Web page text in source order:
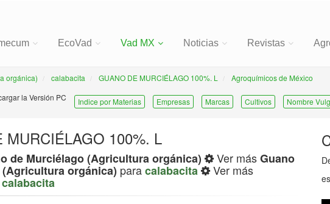
EcoVad Vad MX Noticias Revistas
orgánica) calabacita GUANO DE MURCIÉLAGO 100%. L
Agroquímicos de México
la Versión PC
Indice por Materias Empresas Marcas Cultivos Nombre
MURCIÉLAGO 100%. L
de Murciélago (Agricultura orgánica) Ver másGuano
orgánica) paracalabacita Ver más
calabacita